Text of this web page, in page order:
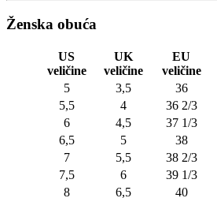
Ženska obuća
US
veličine
UK
veličine
EU
veličine
5
3,5 36
5,5
4 36 2/3
6
4,5 37 1/3
6,5
5 38
7
5,5 38 2/3
7,5
6 39 1/3
8
6,5 40